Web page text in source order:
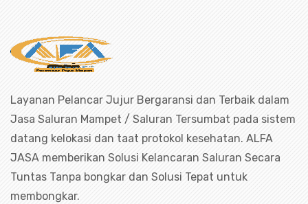
Layanan Pelancar Jujur Bergaransi dan Terbaik dalam
Jasa Saluran Mampet / Saluran Tersumbat pada sistem
datang kelokasi dan taat protokol kesehatan. ALFA
JASA memberikan Solusi Kelancaran Saluran Secara
Tuntas Tanpa bongkar dan Solusi Tepat untuk
membongkar.